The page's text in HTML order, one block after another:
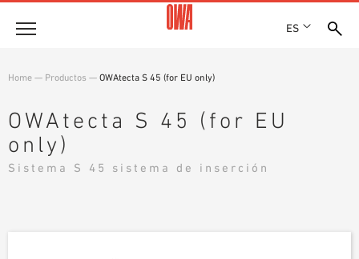
ES
PREMIOS
EMPLAZAMIENTOS
PRENSA
Productos
RESUMEN DE PRODUCTOS
BÚSQUEDA GUIADA
Soluciones
Home — Productos — OWAtecta S 45 (for EU only)
OWAtecta S 45 (for EU
only)
Sistema S 45 sistema de inserción